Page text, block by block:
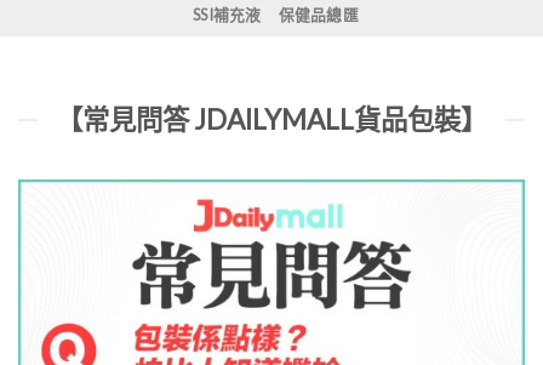
SSI補充液 保健品總匯
【常見問答 JDAILYMALL貨品包裝】